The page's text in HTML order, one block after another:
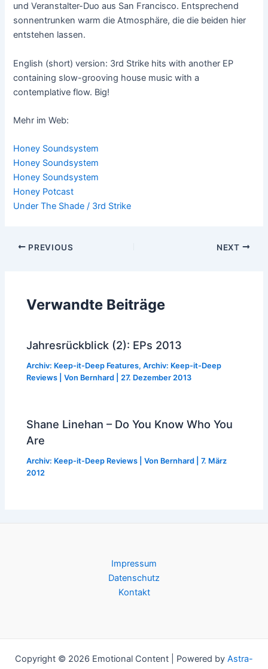
und Veranstalter-Duo aus San Francisco. Entsprechend
sonnentrunken warm die Atmosphäre, die die beiden hier
entstehen lassen.
English (short) version: 3rd Strike hits with another EP
containing slow-grooving house music with a
contemplative flow. Big!
Mehr im Web:
Honey Soundsystem
Honey Soundsystem
Honey Soundsystem
Honey Potcast
Under The Shade / 3rd Strike
Post
PREVIOUS NEXT
Verwandte Beiträge
Jahresrückblick (2): EPs 2013
Archiv: Keep-it-Deep Features,Archiv: Keep-it-Deep
Reviews | Von Bernhard |27. Dezember 2013
Shane Linehan – Do You Know Who You
Are
Archiv: Keep-it-Deep Reviews | Von Bernhard |7. März
2012
Impressum
Datenschutz
Kontakt
Copyright © 2026 Emotional Content | Powered by Astra-